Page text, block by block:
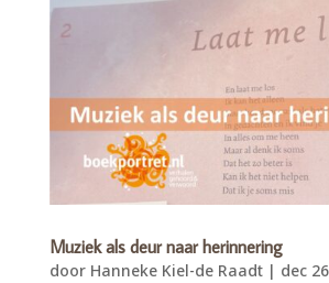
Muziek als deur naar herinnering
door Hanneke Kiel-de Raadt| dec